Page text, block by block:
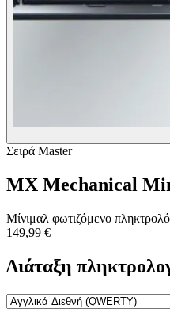
Σειρά Master
MX Mechanical
Μίνιμαλ φωτιζόμενο
149,99 €
Διάταξη